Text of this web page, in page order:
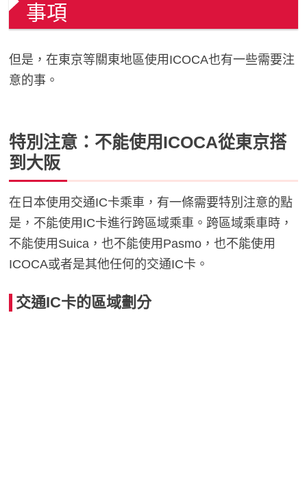
事項
但是，在東京等關東地區使用ICOCA也有一些需要注
意的事。
特別注意：不能使用ICOCA從東京搭
到大阪
在日本使用交通IC卡乘車，有一條需要特別注意的點
是，不能使用IC卡進行跨區域乘車。跨區域乘車時，
不能使用Suica，也不能使用Pasmo，也不能使用
ICOCA或者是其他任何的交通IC卡。
交通IC卡的區域劃分